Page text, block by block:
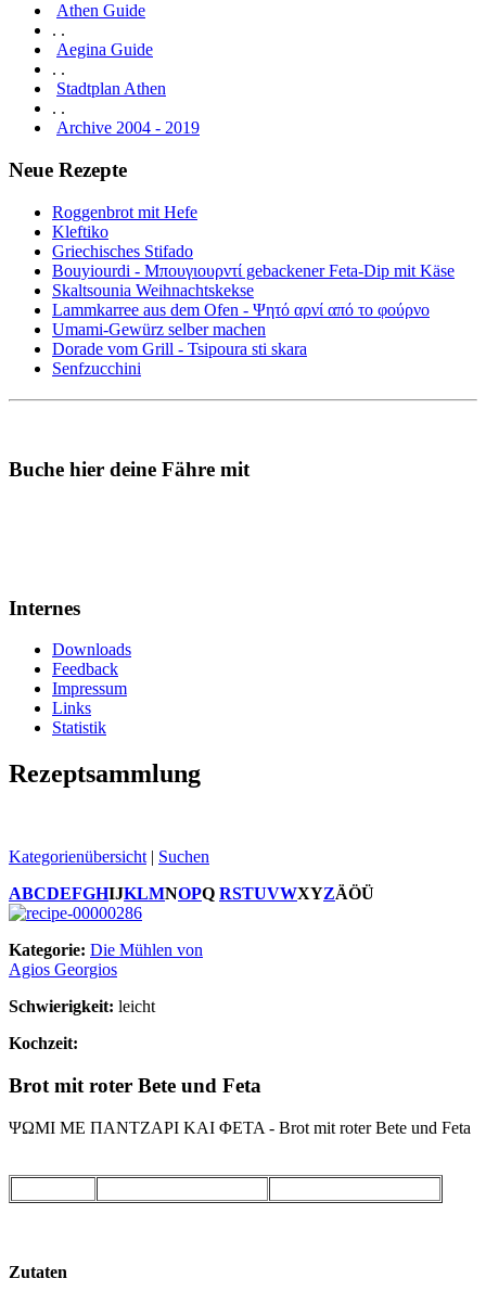
Athen Guide
. .
Aegina Guide
. .
Stadtplan Athen
. .
Archive 2004 - 2019
Neue Rezepte
Roggenbrot mit Hefe
Kleftiko
Griechisches Stifado
Bouyiourdi - Μπουγιουρντί gebackener Feta-Dip mit Käse
Skaltsounia Weihnachtskekse
Lammkarree aus dem Ofen - Ψητό αρνί από το φούρνο
Umami-Gewürz selber machen
Dorade vom Grill - Tsipoura sti skara
Senfzucchini
Buche hier deine Fähre mit
Internes
Downloads
Feedback
Impressum
Links
Statistik
Rezeptsammlung
Kategorienübersicht | Suchen
ABCDEFGHIJKLMNOPQ RSTUVWXYZÄÖÜ
Kategorie: Die Mühlen von
Agios Georgios
Schwierigkeit: leicht
Kochzeit:
Brot mit roter Bete und Feta
ΨΩΜΙ ΜΕ ΠΑΝΤΖΑΡΙ ΚΑΙ ΦΕΤΑ - Brot mit roter Bete und Feta
Zutaten